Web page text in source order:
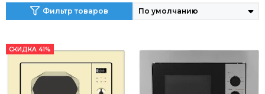
Фильтр товаров
СКИДКА 41%